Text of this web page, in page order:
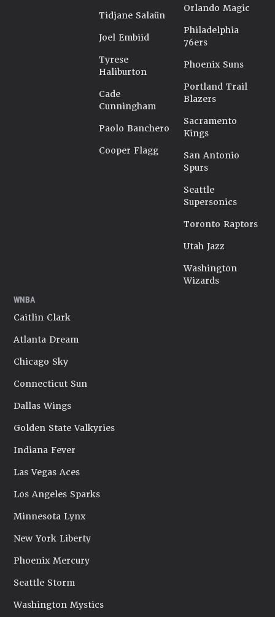
Tidjane Salaün
Joel Embiid
Tyrese
Haliburton
Cade
Cunningham
Paolo Banchero
Cooper Flagg
Orlando Magic
Philadelphia
76ers
Phoenix Suns
Portland Trail
Blazers
Sacramento
Kings
San Antonio
Spurs
Seattle
Supersonics
Toronto Raptors
Utah Jazz
Washington
Wizards
WNBA
Caitlin Clark
Atlanta Dream
Chicago Sky
Connecticut Sun
Dallas Wings
Golden State Valkyries
Indiana Fever
Las Vegas Aces
Los Angeles Sparks
Minnesota Lynx
New York Liberty
Phoenix Mercury
Seattle Storm
Washington Mystics